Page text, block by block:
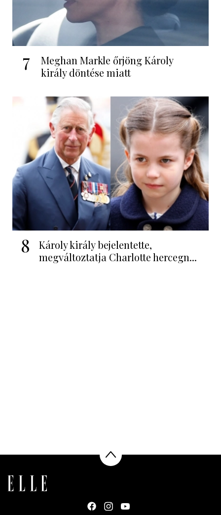
7
Meghan Markle őrjöng Károly
király döntése miatt
8
Károly király bejelentette,
megváltoztatja Charlotte hercegn...